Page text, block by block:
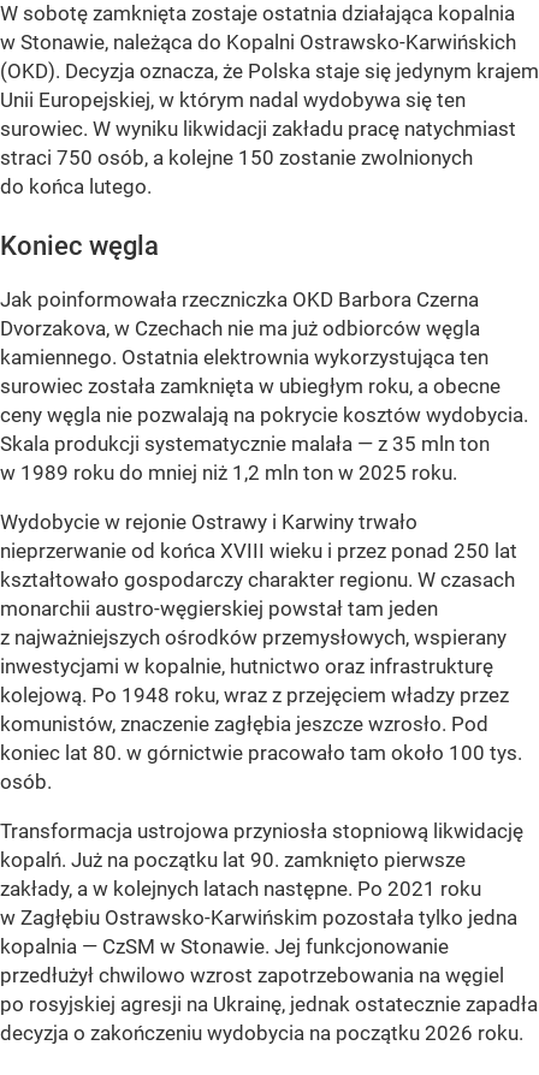
W sobotę zamknięta zostaje ostatnia działająca kopalnia
w Stonawie, należąca do Kopalni Ostrawsko-Karwińskich
(OKD). Decyzja oznacza, że Polska staje się jedynym krajem
Unii Europejskiej, w którym nadal wydobywa się ten
surowiec. W wyniku likwidacji zakładu pracę natychmiast
straci 750 osób, a kolejne 150 zostanie zwolnionych
do końca lutego.
Koniec węgla
Jak poinformowała rzeczniczka OKD Barbora Czerna
Dvorzakova, w Czechach nie ma już odbiorców węgla
kamiennego. Ostatnia elektrownia wykorzystująca ten
surowiec została zamknięta w ubiegłym roku, a obecne
ceny węgla nie pozwalają na pokrycie kosztów wydobycia.
Skala produkcji systematycznie malała — z 35 mln ton
w 1989 roku do mniej niż 1,2 mln ton w 2025 roku.
Wydobycie w rejonie Ostrawy i Karwiny trwało
nieprzerwanie od końca XVIII wieku i przez ponad 250 lat
kształtowało gospodarczy charakter regionu. W czasach
monarchii austro-węgierskiej powstał tam jeden
z najważniejszych ośrodków przemysłowych, wspierany
inwestycjami w kopalnie, hutnictwo oraz infrastrukturę
kolejową. Po 1948 roku, wraz z przejęciem władzy przez
komunistów, znaczenie zagłębia jeszcze wzrosło. Pod
koniec lat 80. w górnictwie pracowało tam około 100 tys.
osób.
Transformacja ustrojowa przyniosła stopniową likwidację
kopalń. Już na początku lat 90. zamknięto pierwsze
zakłady, a w kolejnych latach następne. Po 2021 roku
w Zagłębiu Ostrawsko-Karwińskim pozostała tylko jedna
kopalnia — CzSM w Stonawie. Jej funkcjonowanie
przedłużył chwilowo wzrost zapotrzebowania na węgiel
po rosyjskiej agresji na Ukrainę, jednak ostatecznie zapadła
decyzja o zakończeniu wydobycia na początku 2026 roku.